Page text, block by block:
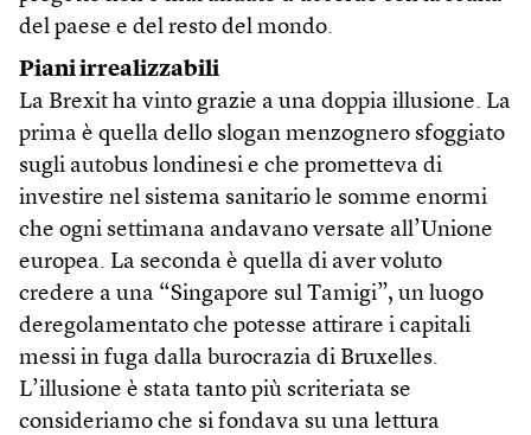
del paese e del resto del mondo.
Piani irrealizzabili
La Brexit ha vinto grazie a una doppia illusione. La
prima è quella dello slogan menzognero sfoggiato
sugli autobus londinesi e che prometteva di
investire nel sistema sanitario le somme enormi
che ogni settimana andavano versate all’Unione
europea. La seconda è quella di aver voluto
credere a una “Singapore sul Tamigi”, un luogo
deregolamentato che potesse attirare i capitali
messi in fuga dalla burocrazia di Bruxelles.
L’illusione è stata tanto più scriteriata se
consideriamo che si fondava su una lettura